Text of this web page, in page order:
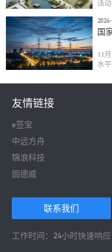
活
化
量
支
园
国
11
水
险
友情链接
e签宝
中远方舟
锦浪科技
固德威
工作时间：24小时快速响应